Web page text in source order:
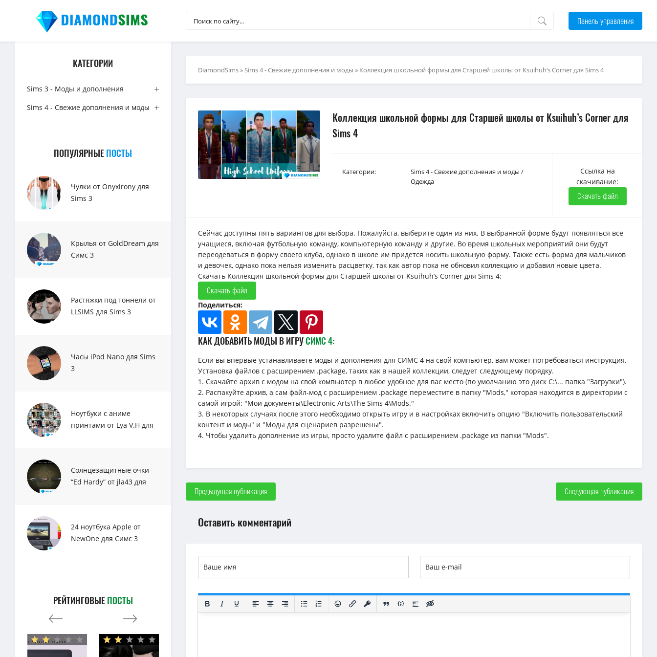
Панель управления
КАТЕГОРИИ
Sims 3 - Моды и дополнения
Sims 4 - Свежие дополнения и моды
ПОПУЛЯРНЫЕПОСТЫ
Чулки от Onyxirony для
Sims 3
Крылья от GoldDream для
Симс 3
Растяжки под тоннели от
LLSIMS для Sims 3
Часы iPod Nano для Sims
3
Ноутбуки с аниме
принтами от Lya V.H для
Солнцезащитные очки
“Ed Hardy” от jla43 для
24 ноутбука Apple от
NewOne для Симс 3
РЕЙТИНГОВЫЕПОСТЫ
DiamondSims»Sims 4 - Свежие дополнения и моды » Коллекция школьной формы для Старшей школы от Ksuihuh’s Corner для Sims 4
Коллекция школьной формы для Старшей школы от Ksuihuh’s Corner для
Sims 4
Категории: Sims 4 - Свежие дополнения и моды /
Одежда
Ссылка на
скачивание:
Скачать файл
Сейчас доступны пять вариантов для выбора. Пожалуйста, выберите один из них. В выбранной форме будут появляться все
учащиеся, включая футбольную команду, компьютерную команду и другие. Во время школьных мероприятий они будут
переодеваться в форму своего клуба, однако в школе им придется носить школьную форму. Также есть форма для мальчиков
и девочек, однако пока нельзя изменить расцветку, так как автор пока не обновил коллекцию и добавил новые цвета.
Скачать Коллекция школьной формы для Старшей школы от Ksuihuh’s Corner для Sims 4:
Скачать файл
Поделиться:
КАК ДОБАВИТЬ МОДЫ В ИГРУСИМС 4:
Если вы впервые устанавливаете моды и дополнения для СИМС 4 на свой компьютер, вам может потребоваться инструкция.
Установка файлов с расширением .package, таких как в нашей коллекции, следует следующему порядку.
1. Скачайте архив с модом на свой компьютер в любое удобное для вас место (по умолчанию это диск C:\... папка "Загрузки").
2. Распакуйте архив, а сам файл-мод с расширением .package переместите в папку "Mods," которая находится в директории с
самой игрой: "Мои документы\Electronic Arts\The Sims 4\Mods."
3. В некоторых случаях после этого необходимо открыть игру и в настройках включить опцию "Включить пользовательский
контент и моды" и "Моды для сценариев разрешены".
4. Чтобы удалить дополнение из игры, просто удалите файл с расширением .package из папки "Mods".
Предыдущая публикация Следующая публикация
Оставить комментарий